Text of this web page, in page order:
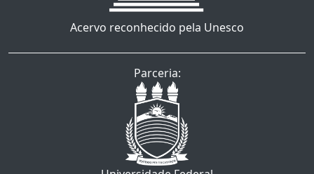
Acervo reconhecido pela Unesco
Parceria: